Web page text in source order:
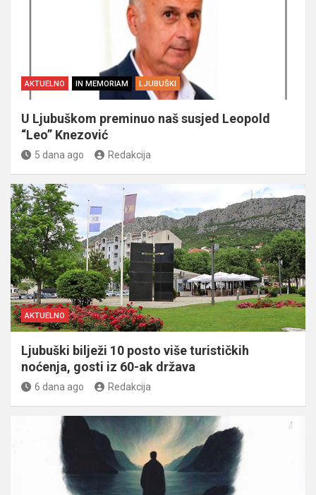
AKTUELNO IN MEMORIAM LJUBUŠKI
U Ljubuškom preminuo naš susjed Leopold
“Leo” Knezović
5 dana ago Redakcija
AKTUELNO
Ljubuški bilježi 10 posto više turističkih
noćenja, gosti iz 60-ak država
6 dana ago Redakcija